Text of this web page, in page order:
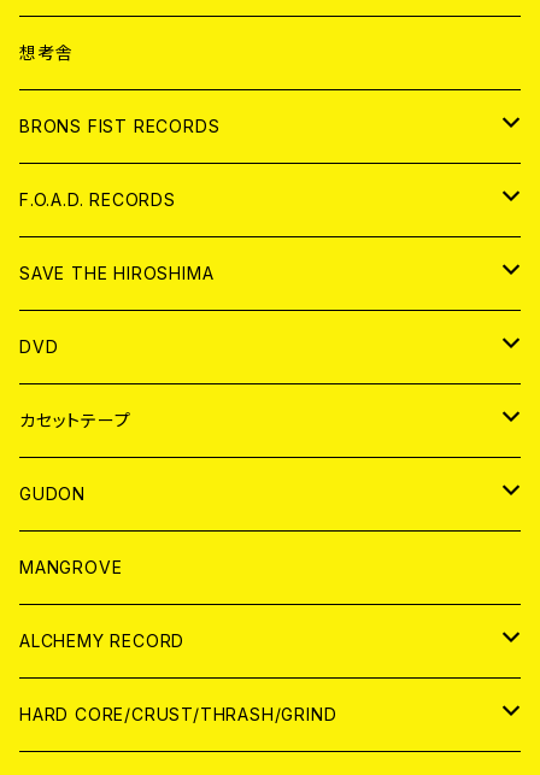
ANALOG
CD
アパレル
ANALOG
想考舎
BRONS FIST RECORDS
CD
ANALOG
F.O.A.D. RECORDS
CD
ANALOG
SAVE THE HIROSHIMA
アパレル
BADGE
DVD
JAPAN
WORLD
カセットテープ
JAPAN
WORLD
GUDON
アパレル
PATCH
アナログ
MANGROVE
ALCHEMY RECORD
CD
HARD CORE/CRUST/THRASH/GRIND